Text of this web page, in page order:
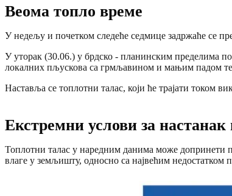
Веома топло време
У недељу и почетком следеће седмице задржаће се
У уторак (30.06.) у брдско - планинским пределима
локалних пљускова са грмљавином и мањим падом
Наставља се топлотни талас, који ће трајати током
Екстремни услови за
Топлотни талас у наредним данима може допринети
влаге у земљишту, односно са највећим недостатком